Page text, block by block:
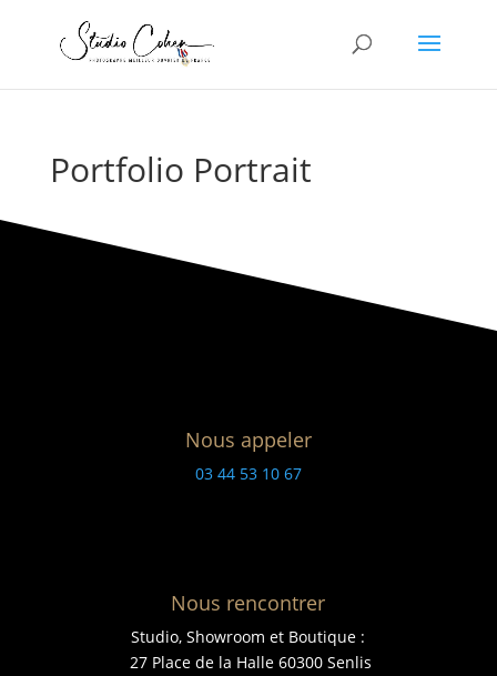
Portfolio Portrait
Nous appeler
03 44 53 10 67
Nous rencontrer
Studio, Showroom et Boutique :
27 Place de la Halle 60300 Senlis